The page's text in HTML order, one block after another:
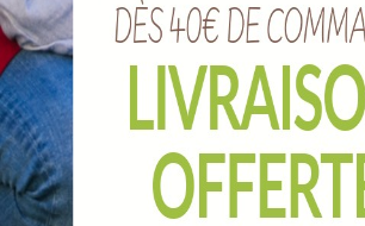
BIO CROC 40 cm sarcloir croc